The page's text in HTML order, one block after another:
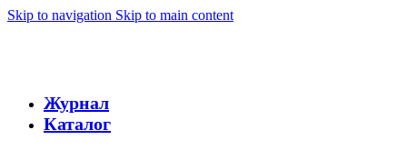
Skip to navigation Skip to main content
Журнал
Каталог